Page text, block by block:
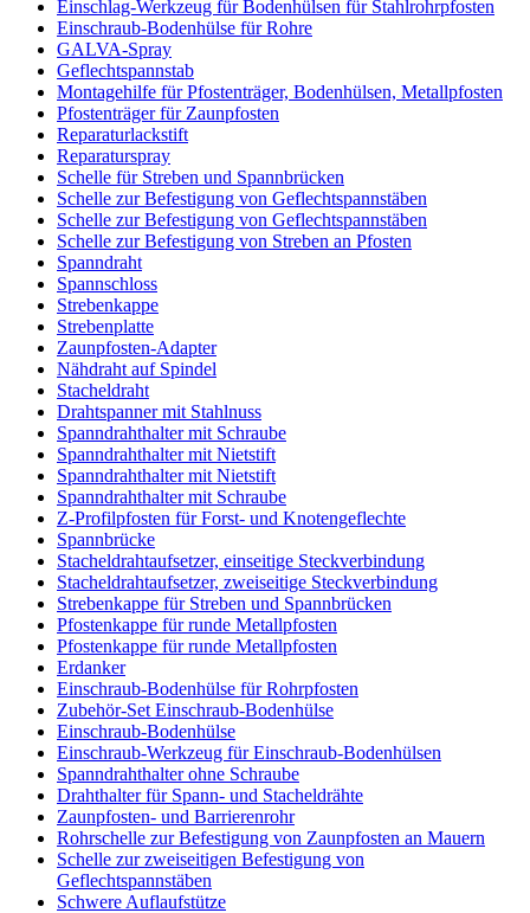
Einschlag-Werkzeug für Bodenhülsen für Stahlrohrpfosten
Einschraub-Bodenhülse für Rohre
GALVA-Spray
Geflechtspannstab
Montagehilfe für Pfostenträger, Bodenhülsen, Metallpfosten
Pfostenträger für Zaunpfosten
Reparaturlackstift
Reparaturspray
Schelle für Streben und Spannbrücken
Schelle zur Befestigung von Geflechtspannstäben
Schelle zur Befestigung von Geflechtspannstäben
Schelle zur Befestigung von Streben an Pfosten
Spanndraht
Spannschloss
Strebenkappe
Strebenplatte
Zaunpfosten-Adapter
Nähdraht auf Spindel
Stacheldraht
Drahtspanner mit Stahlnuss
Spanndrahthalter mit Schraube
Spanndrahthalter mit Nietstift
Spanndrahthalter mit Nietstift
Spanndrahthalter mit Schraube
Z-Profilpfosten für Forst- und Knotengeflechte
Spannbrücke
Stacheldrahtaufsetzer, einseitige Steckverbindung
Stacheldrahtaufsetzer, zweiseitige Steckverbindung
Strebenkappe für Streben und Spannbrücken
Pfostenkappe für runde Metallpfosten
Pfostenkappe für runde Metallpfosten
Erdanker
Einschraub-Bodenhülse für Rohrpfosten
Zubehör-Set Einschraub-Bodenhülse
Einschraub-Bodenhülse
Einschraub-Werkzeug für Einschraub-Bodenhülsen
Spanndrahthalter ohne Schraube
Drahthalter für Spann- und Stacheldrähte
Zaunpfosten- und Barrierenrohr
Rohrschelle zur Befestigung von Zaunpfosten an Mauern
Schelle zur zweiseitigen Befestigung von
Geflechtspannstäben
Schwere Auflaufstütze